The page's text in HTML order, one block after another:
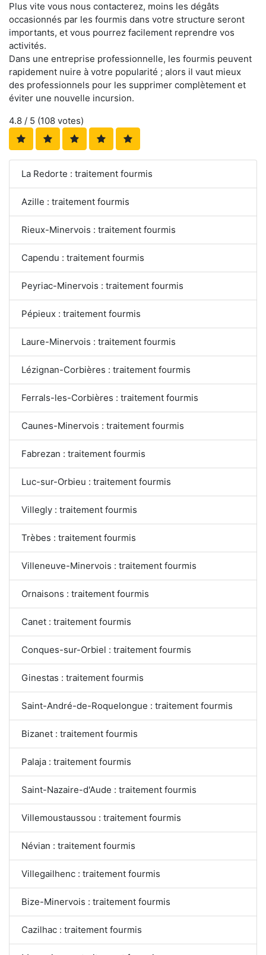
Plus vite vous nous contacterez, moins les dégâts
occasionnés par les fourmis dans votre structure seront
importants, et vous pourrez facilement reprendre vos
activités.
Dans une entreprise professionnelle, les fourmis peuvent
rapidement nuire à votre popularité ; alors il vaut mieux
des professionnels pour les supprimer complètement et
éviter une nouvelle incursion.
4.8 / 5 (108 votes)
La Redorte : traitement fourmis
Azille : traitement fourmis
Rieux-Minervois : traitement fourmis
Capendu : traitement fourmis
Peyriac-Minervois : traitement fourmis
Pépieux : traitement fourmis
Laure-Minervois : traitement fourmis
Lézignan-Corbières : traitement fourmis
Ferrals-les-Corbières : traitement fourmis
Caunes-Minervois : traitement fourmis
Fabrezan : traitement fourmis
Luc-sur-Orbieu : traitement fourmis
Villegly : traitement fourmis
Trèbes : traitement fourmis
Villeneuve-Minervois : traitement fourmis
Ornaisons : traitement fourmis
Canet : traitement fourmis
Conques-sur-Orbiel : traitement fourmis
Ginestas : traitement fourmis
Saint-André-de-Roquelongue : traitement fourmis
Bizanet : traitement fourmis
Palaja : traitement fourmis
Saint-Nazaire-d'Aude : traitement fourmis
Villemoustaussou : traitement fourmis
Névian : traitement fourmis
Villegailhenc : traitement fourmis
Bize-Minervois : traitement fourmis
Cazilhac : traitement fourmis